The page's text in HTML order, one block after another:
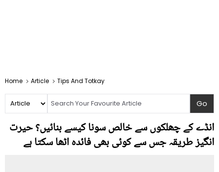
Home Article Tips And Totkay
انڈے کے چھلکوں سے خالص سونا کیسے بنائیں؟ حیرت
انگیز طریقہ جس سے کوئی بھی فائدہ اٹھا سکتا ہے